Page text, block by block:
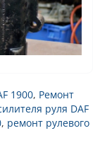
1900, Ремонт
руля DAF
, ремонт рулевого